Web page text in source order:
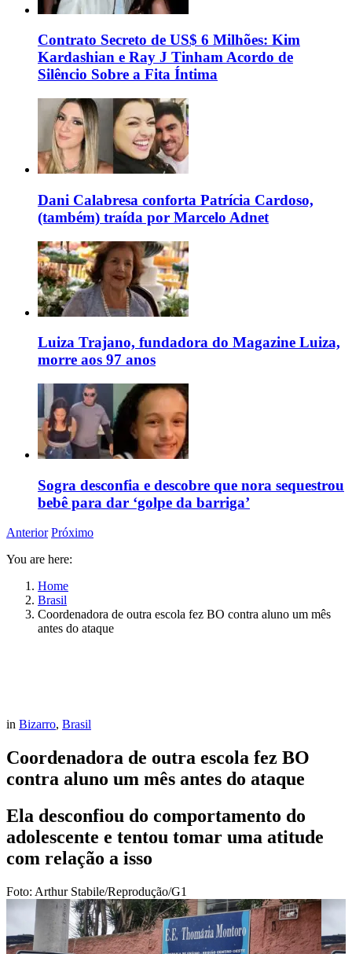
Contrato Secreto de US$ 6 Milhões: Kim
Kardashian e Ray J Tinham Acordo de
Silêncio Sobre a Fita Íntima
Dani Calabresa conforta Patrícia Cardoso,
(também) traída por Marcelo Adnet
Luiza Trajano, fundadora do Magazine Luiza,
morre aos 97 anos
Sogra desconfia e descobre que nora sequestrou
bebê para dar ‘golpe da barriga’
Anterior Próximo
You are here:
Home
Brasil
Coordenadora de outra escola fez BO contra aluno um mês
antes do ataque
in Bizarro, Brasil
Coordenadora de outra escola fez BO
contra aluno um mês antes do ataque
Ela desconfiou do comportamento do
adolescente e tentou tomar uma atitude
com relação a isso
Foto: Arthur Stabile/Reprodução/G1